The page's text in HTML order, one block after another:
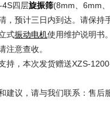
四层旋振筛(8mm、6mm
，预计三日内到达。请保持
式振动电机使用维护说明书
意查收。
，本次发货赠送XZS-
建议，请与我们联系：售